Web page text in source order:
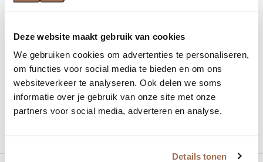
Deze website maakt gebruik van cookies
We gebruiken cookies om advertenties te personaliseren,
om functies voor social media te bieden en om ons
websiteverkeer te analyseren. Ook delen we soms
informatie over je gebruik van onze site met onze
partners voor social media, adverteren en analyse.
Details tonen
170511
Kleur:
Goud , Rosé, Zilver , Zwart
Materiaal: Titanium